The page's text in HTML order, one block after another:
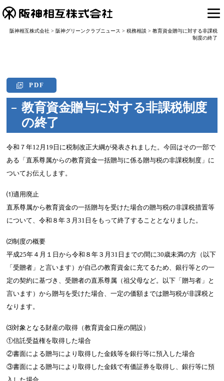
阪神相互株式会社> 阪神グリーンクラブニュース > 税務相談 > 教育資金贈与に対する非課税
制度の終了
PDF
教育資金贈与に対する非課税制度
の終了
令和７年12月19日に税制改正大綱が発表されました。今回はその一部で
ある「直系尊属からの教育資金一括贈与に係る贈与税の非課税制度」に
ついてお伝えします。
⑴適用廃止
直系尊属から教育資金の一括贈与を受けた場合の贈与税の非課税措置等
について、令和８年３月31日をもって終了することとなりました。
⑵制度の概要
平成25年４月１日から令和８年３月31日までの間に30歳未満の方（以下
「受贈者」と言います）が自己の教育資金に充てるため、銀行等との一
定の契約に基づき、受贈者の直系尊属（祖父母など。以下「贈与者」と
言います）から贈与を受けた場合、一定の価額までは贈与税が非課税と
なります。
⑶対象となる財産の取得（教育資金口座の開設）
①信託受益権を取得した場合
②書面による贈与により取得した金銭等を銀行等に預入した場合
③書面による贈与により取得した金銭で有価証券を取得し、銀行等に預